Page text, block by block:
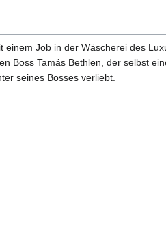
einem Job in der Wäscherei des
Boss Tamás Bethlen, der selbst
seines Bosses verliebt.